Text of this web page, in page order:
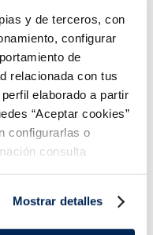
y de terceros, con
configurar
de
relacionada con tus
elaborado a partir
“Aceptar cookies”
configurarlas o
consulta
Mostrar detalles
Añadir
de 10!